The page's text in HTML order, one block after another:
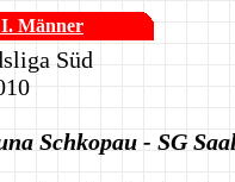
Männer
Süd
Schkopau - SG